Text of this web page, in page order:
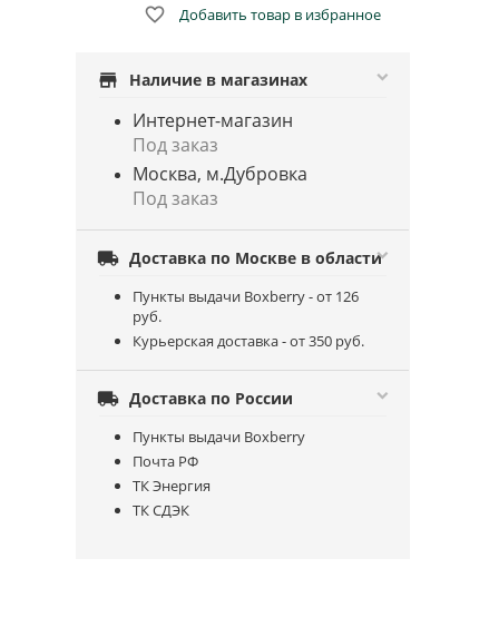
 Добавить товар в избранное
store Наличие в магазинах
Интернет-магазин
Под заказ
Москва, м.Дубровка
Под заказ
 Доставка по Москве в области
Пункты выдачи Boxberry - от 126
руб.
Курьерская доставка - от 350 руб.
 Доставка по России
Пункты выдачи Boxberry
Почта РФ
ТК Энергия
ТК СДЭК